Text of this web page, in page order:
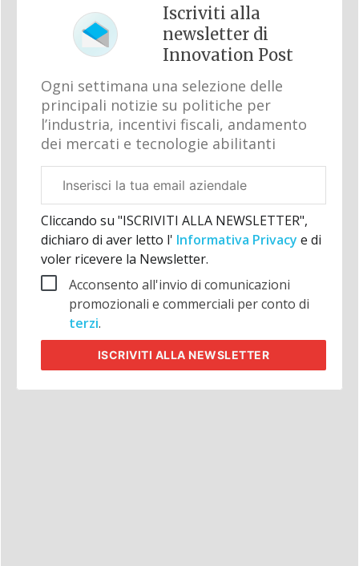
Iscriviti alla
newsletter di
Innovation Post
Ogni settimana una selezione delle
principali notizie su politiche per
l’industria, incentivi fiscali, andamento
dei mercati e tecnologie abilitanti
aziendale
Cliccando su "ISCRIVITI ALLA NEWSLETTER",
dichiaro di aver letto l' Informativa Privacy e di
voler ricevere la Newsletter.
Acconsento all'invio di comunicazioni
promozionali e commerciali per conto di
terzi.
ISCRIVITI ALLA NEWSLETTER